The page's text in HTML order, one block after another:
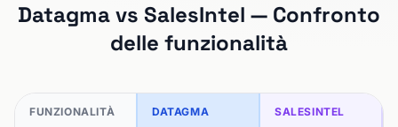
Datagma vs SalesIntel — Confronto
delle funzionalità
FUNZIONALITÀ DATAGMA SALESINTEL